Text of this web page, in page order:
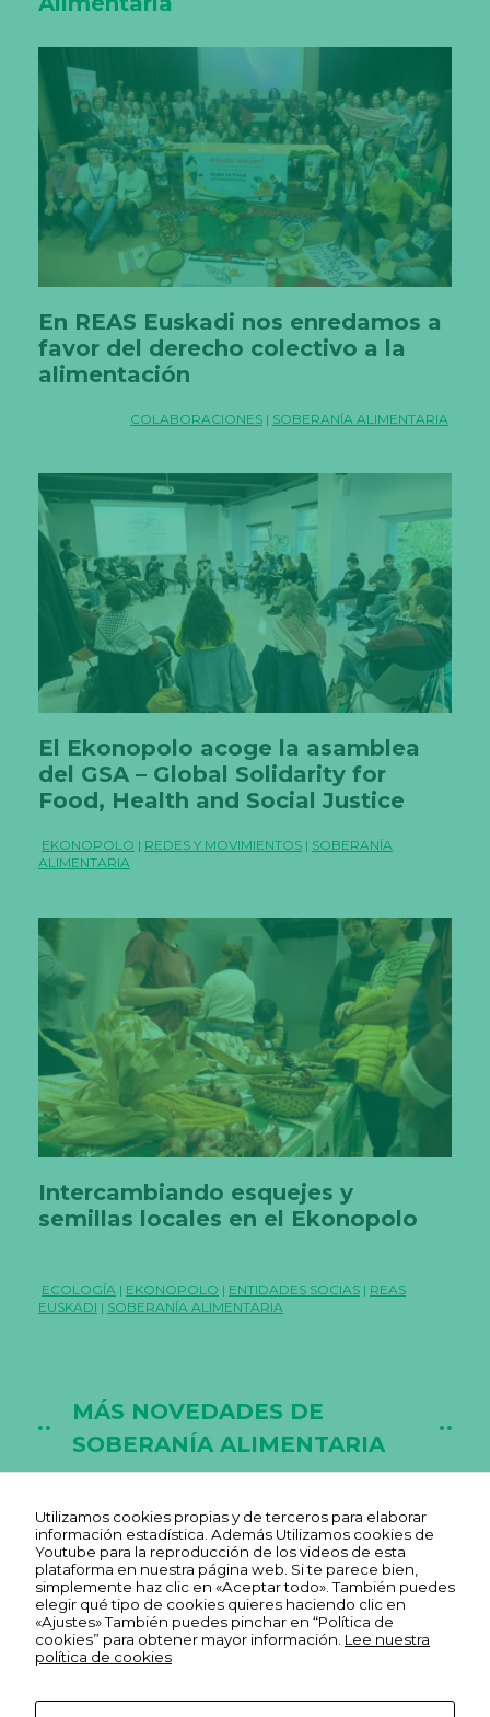
En REAS Euskadi nos enredamos a
favor del derecho colectivo a la
alimentación
COLABORACIONES | SOBERANÍA ALIMENTARIA
El Ekonopolo acoge la asamblea
del GSA – Global Solidarity for
Food, Health and Social Justice
EKONOPOLO | REDES Y MOVIMIENTOS | SOBERANÍA
ALIMENTARIA
Intercambiando esquejes y
semillas locales en el Ekonopolo
ECOLOGÍA | EKONOPOLO | ENTIDADES SOCIAS | REAS
EUSKADI | SOBERANÍA ALIMENTARIA
MÁS NOVEDADES DE
SOBERANÍA ALIMENTARIA
Utilizamos cookies propias y de terceros para elaborar
información estadística. Además Utilizamos cookies de
Youtube para la reproducción de los videos de esta
plataforma en nuestra página web. Si te parece bien,
simplemente haz clic en «Aceptar todo». También puedes
elegir qué tipo de cookies quieres haciendo clic en
«Ajustes» También puedes pinchar en “Política de
cookies” para obtener mayor información. Lee nuestra
política de cookies